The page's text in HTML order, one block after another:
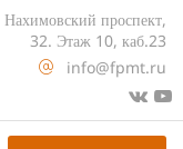
проспект,
32. Этаж 10, каб.23
info@fpmt.ru